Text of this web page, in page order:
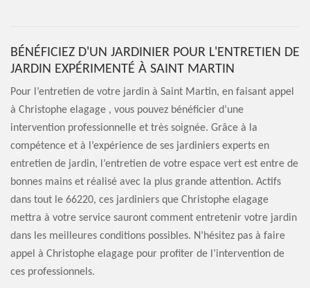
BÉNÉFICIEZ D'UN JARDINIER POUR L'ENTRETIEN DE
JARDIN EXPÉRIMENTÉ À SAINT MARTIN
Pour l’entretien de votre jardin à Saint Martin, en faisant appel
à Christophe elagage , vous pouvez bénéficier d’une
intervention professionnelle et très soignée. Grâce à la
compétence et à l’expérience de ses jardiniers experts en
entretien de jardin, l’entretien de votre espace vert est entre de
bonnes mains et réalisé avec la plus grande attention. Actifs
dans tout le 66220, ces jardiniers que Christophe elagage
mettra à votre service sauront comment entretenir votre jardin
dans les meilleures conditions possibles. N’hésitez pas à faire
appel à Christophe elagage pour profiter de l’intervention de
ces professionnels.